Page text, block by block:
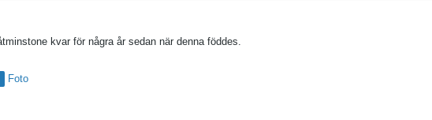
kvar för några år sedan när denna föddes.
Foto